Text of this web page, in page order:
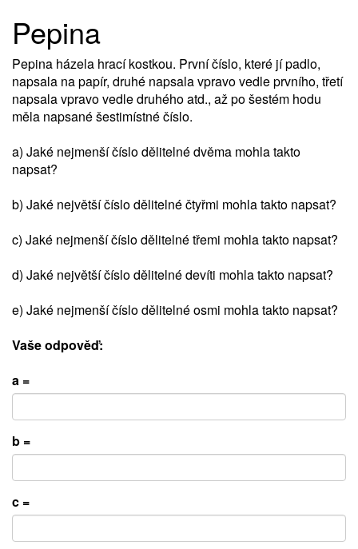
Pepina
Pepina házela hrací kostkou. První číslo, které jí padlo,
napsala na papír, druhé napsala vpravo vedle prvního, třetí
napsala vpravo vedle druhého atd., až po šestém hodu
měla napsané šestimístné číslo.
a) Jaké nejmenší číslo dělitelné dvěma mohla takto
napsat?
b) Jaké největší číslo dělitelné čtyřmi mohla takto napsat?
c) Jaké nejmenší číslo dělitelné třemi mohla takto napsat?
d) Jaké největší číslo dělitelné devíti mohla takto napsat?
e) Jaké nejmenší číslo dělitelné osmi mohla takto napsat?
Vaše odpověď:
a =
b =
c =